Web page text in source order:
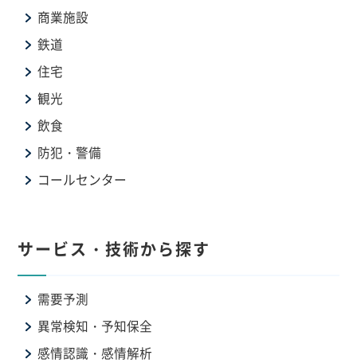
商業施設
鉄道
住宅
観光
飲食
防犯・警備
コールセンター
サービス・技術から探す
需要予測
異常検知・予知保全
感情認識・感情解析